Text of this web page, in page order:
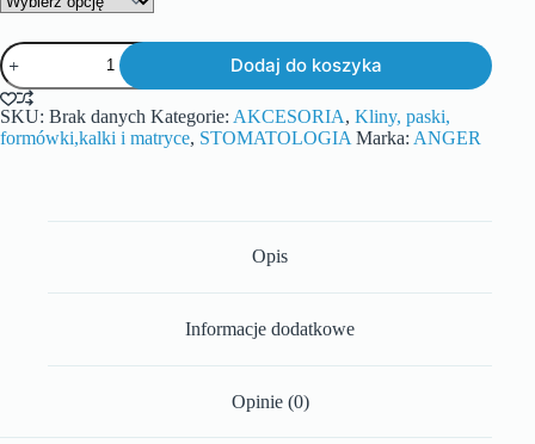
Dodaj do koszyka
SKU: Brak danych Kategorie: AKCESORIA, Kliny, paski,
formówki,kalki i matryce, STOMATOLOGIA Marka: ANGER
Opis
Informacje dodatkowe
Opinie (0)